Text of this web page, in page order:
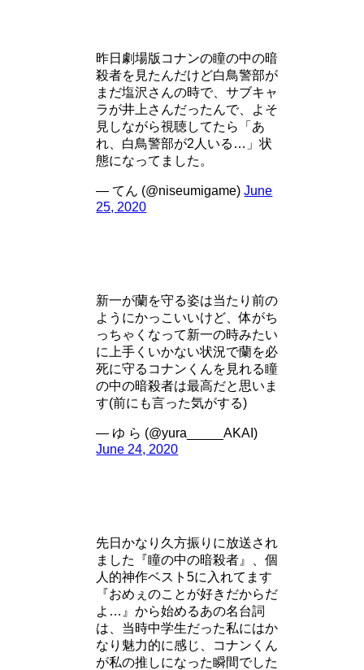
昨日劇場版コナンの瞳の中の暗
殺者を見たんだけど白鳥警部が
まだ塩沢さんの時で、サブキャ
ラが井上さんだったんで、よそ
見しながら視聴してたら「あ
れ、白鳥警部が2人いる…」状
態になってました。
— てん (@niseumigame)June
25, 2020
新一が蘭を守る姿は当たり前の
ようにかっこいいけど、体がち
っちゃくなって新一の時みたい
に上手くいかない状況で蘭を必
死に守るコナンくんを見れる瞳
の中の暗殺者は最高だと思いま
す(前にも言った気がする)
— ゆ ら (@yura_____AKAI)
June 24, 2020
先日かなり久方振りに放送され
ました『瞳の中の暗殺者』、個
人的神作ベスト5に入れてます
『おめぇのことが好きだからだ
よ…』から始めるあの名台詞
は、当時中学生だった私にはか
なり魅力的に感じ、コナンくん
が私の推しになった瞬間でした